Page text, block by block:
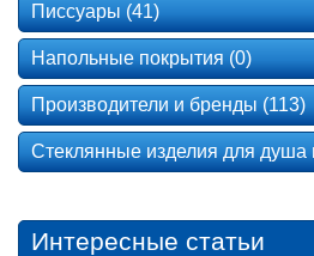
Писсуары (41)
Напольные покрытия (0)
Производители и бренды (113)
Стеклянные изделия для душа
Интересные статьи